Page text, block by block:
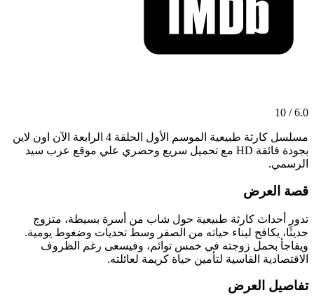
6.0 / 10
مسلسل كارثة طبيعية الموسم الأول الحلقة 4 الرابعة الآن اون لاين
بجودة فائقة HD مع تحميل سريع وحصري علي موقع عرب سيد
الرسمي.
قصة العرض
تدور أحداث كارثة طبيعية حول شاب من أسرة بسيطة، متزوج
حديثًا، يكافح لبناء حياته من الصفر وسط تحديات وضغوط يومية.
ويفاجأ بحمل زوجته في خمس توائم، وفيسعى رغم الظروف
الاقتصادية القاسية لتأمين حياة كريمة لعائلته.
تفاصيل العرض